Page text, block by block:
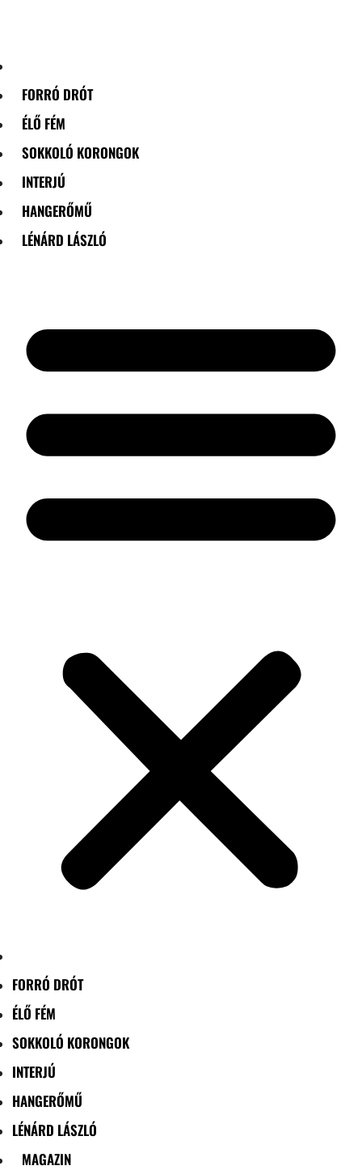
FORRÓ DRÓT
ÉLŐ FÉM
SOKKOLÓ KORONGOK
INTERJÚ
HANGERŐMŰ
LÉNÁRD LÁSZLÓ
FORRÓ DRÓT
ÉLŐ FÉM
SOKKOLÓ KORONGOK
INTERJÚ
HANGERŐMŰ
LÉNÁRD LÁSZLÓ
MAGAZIN